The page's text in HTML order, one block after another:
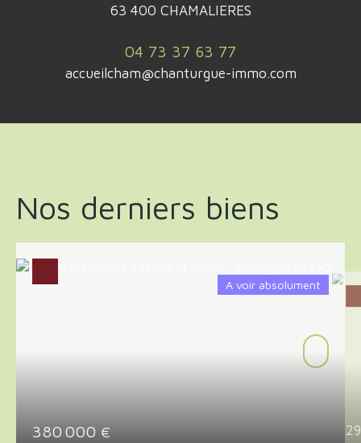
63 400 CHAMALIERES
04 73 37 63 77
accueilcham@chanturgue-immo.com
Nos derniers biens
A voir absolument
380 000 €